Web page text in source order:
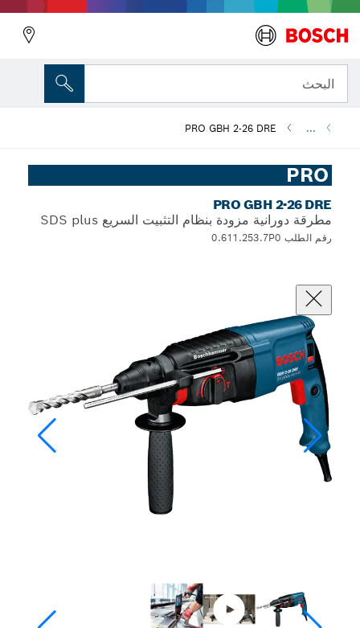
البحث
...
PRO GBH 2-26 DRE
PRO
PRO GBH 2-26 DRE
مطرقة دورانية مزودة بنظام التثبيت السريع SDS plus
رقم الطلب 0.611.253.7P0